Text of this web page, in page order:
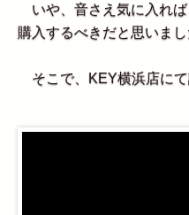
いや、音さえ気に入れば
購入するべきだと思いまし
そこで、KEY横浜店にて